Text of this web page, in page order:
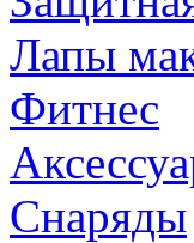
Лапы
Фитнес
Снаряды